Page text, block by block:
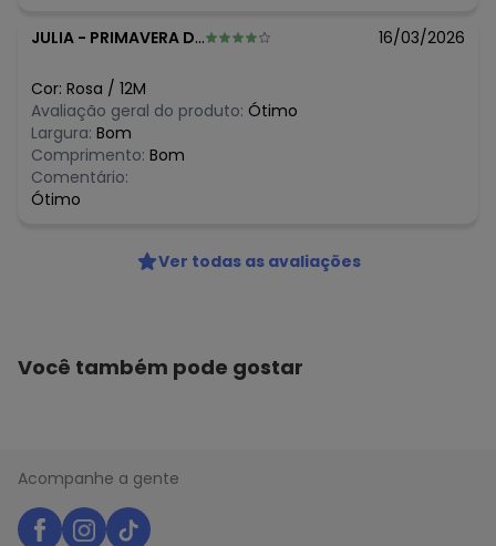
JULIA - PRIMAVERA DO LESTE - MT 16/03/2026
Cor: Rosa / 12M
Avaliação geral do produto: Ótimo
Largura: Bom
Comprimento: Bom
Comentário:
Ótimo
Ver todas as avaliações
Você também pode gostar
Acompanhe a gente